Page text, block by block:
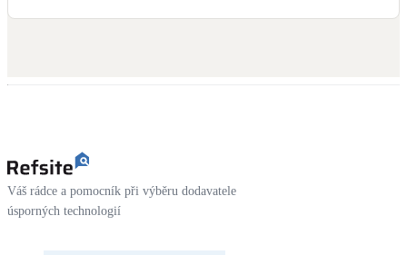
Váš rádce a pomocník při výběru dodavatele
úsporných technologií